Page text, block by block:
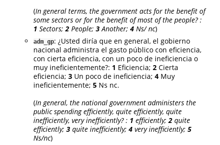
(In general terms, the government acts for the benefit of
some sectors or for the benefit of most of the people? :
1 Sectors;2 People; 3Another; 4 Ns/ nc)
adm_gp: ¿Usted diría que en general, el gobierno
nacional administra el gasto público con eficiencia,
con cierta eficiencia, con un poco de ineficiencia o
muy ineficientemente?: 1 Eficiencia; 2 Cierta
eficiencia; 3 Un poco de ineficiencia; 4 Muy
ineficientemente; 5 Ns nc.
(In general, the national government administers the
public spending efficiently, quite efficiently, quite
inefficiently, very inefficiently? : 1 efficiently;2 quite
efficiently; 3 quite inefficiently; 4 very inefficiently; 5
Ns/nc)